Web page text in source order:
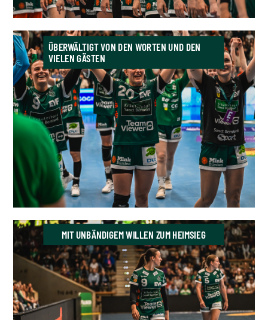
ÜBERWÄLTIGT VON DEN WORTEN UND DEN
VIELEN GÄSTEN
MIT UNBÄNDIGEM WILLEN ZUM HEIMSIEG